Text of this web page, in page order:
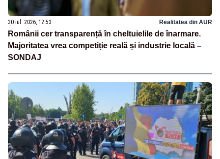
30 iul. 2026, 12:53 Realitatea din AUR
Românii cer transparență în cheltuielile de înarmare.
Majoritatea vrea competiție reală și industrie locală –
SONDAJ